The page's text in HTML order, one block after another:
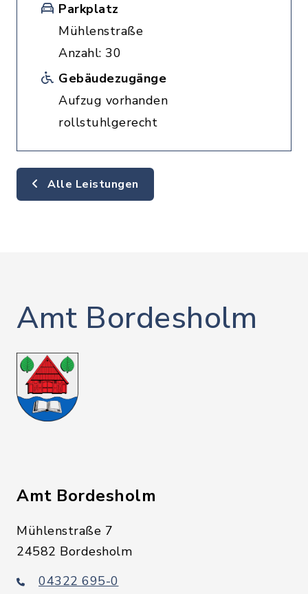
Parkplatz
Mühlenstraße
Anzahl: 30
Gebäudezugänge
Aufzug vorhanden
rollstuhlgerecht
Alle Leistungen
Amt Bordesholm
Amt Bordesholm
Mühlenstraße 7
24582 Bordesholm
04322 695-0